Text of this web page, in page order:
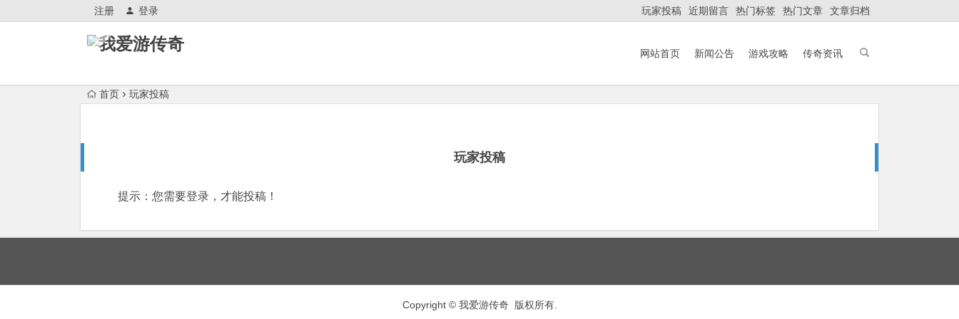
注册 登录 玩家投稿 近期留言 热门标签 热门文章 文章归档
网站首页 新闻公告 游戏攻略 传奇资讯
首页 玩家投稿
玩家投稿
提示：您需要登录，才能投稿！
Copyright © 我爱游传奇 版权所有.